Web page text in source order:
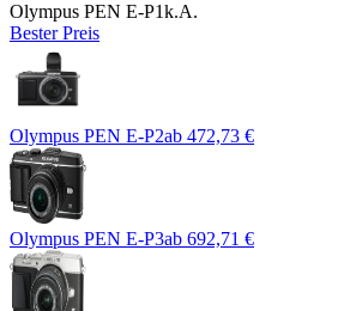
Olympus PEN E-P1k.A.
Bester Preis
Olympus PEN E-P2ab 472,73 €
Olympus PEN E-P3ab 692,71 €